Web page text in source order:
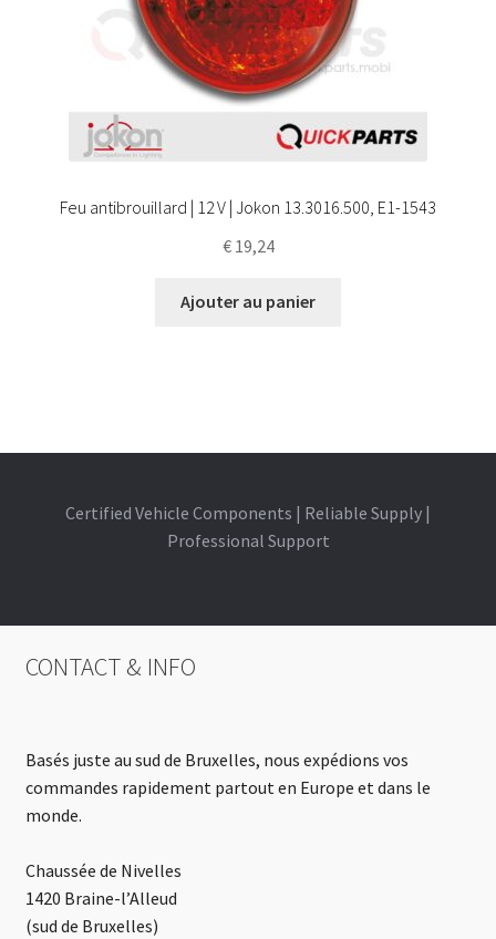
Feu antibrouillard | 12 V | Jokon 13.3016.500, E1-1543
€19,24
Ajouter au panier
Certified Vehicle Components | Reliable Supply |
Professional Support
CONTACT & INFO
Basés juste au sud de Bruxelles, nous expédions vos
commandes rapidement partout en Europe et dans le
monde.
Chaussée de Nivelles
1420 Braine-l’Alleud
(sud de Bruxelles)